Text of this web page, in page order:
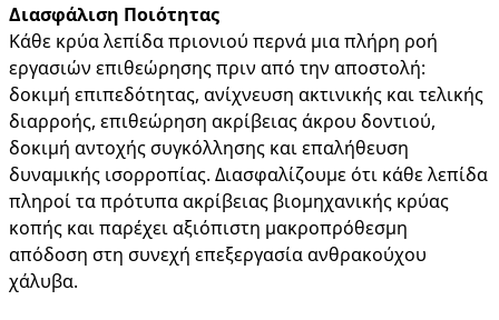
Διασφάλιση Ποιότητας
Κάθε κρύα λεπίδα πριονιού περνά μια πλήρη ροή
εργασιών επιθεώρησης πριν από την αποστολή:
δοκιμή επιπεδότητας, ανίχνευση ακτινικής και τελικής
διαρροής, επιθεώρηση ακρίβειας άκρου δοντιού,
δοκιμή αντοχής συγκόλλησης και επαλήθευση
δυναμικής ισορροπίας. Διασφαλίζουμε ότι κάθε λεπίδα
πληροί τα πρότυπα ακρίβειας βιομηχανικής κρύας
κοπής και παρέχει αξιόπιστη μακροπρόθεσμη
απόδοση στη συνεχή επεξεργασία ανθρακούχου
χάλυβα.